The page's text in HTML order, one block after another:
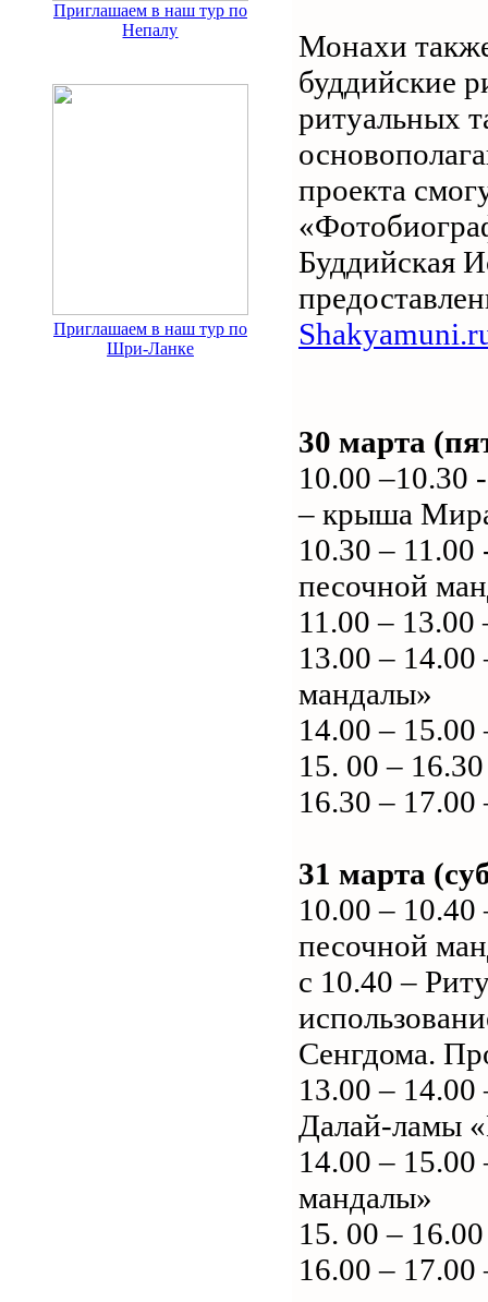
Приглашаем в наш тур по
Непалу
Приглашаем в наш тур по
Шри-Ланке
Монахи
буддийские
ритуальных
проекта
Буддийская
30 марта
10.00 –10.30
– крыша
10.30 –
песочной
11.00 –
13.00 – 14.00
мандалы»
14.00 – 15.00
15. 00 –
16.30 – 17.00
31 марта
10.00 –
песочной
с 10.40 –
Сенгдома.
13.00 – 14.00
Далай-ламы
14.00 – 15.00
мандалы»
15. 00 –
16.00 –